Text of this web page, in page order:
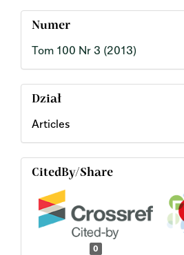
Numer
Tom 100 Nr 3 (2013)
Dział
Articles
CitedBy/Share
0